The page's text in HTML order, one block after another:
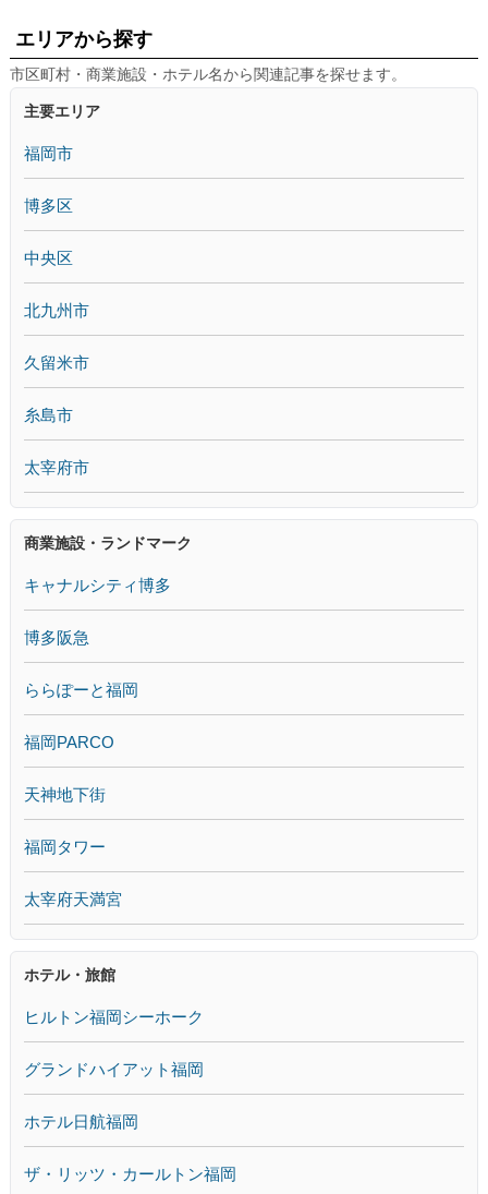
エリアから探す
市区町村・商業施設・ホテル名から関連記事を探せます。
主要エリア
福岡市
博多区
中央区
北九州市
久留米市
糸島市
太宰府市
商業施設・ランドマーク
キャナルシティ博多
博多阪急
ららぽーと福岡
福岡PARCO
天神地下街
福岡タワー
太宰府天満宮
ホテル・旅館
ヒルトン福岡シーホーク
グランドハイアット福岡
ホテル日航福岡
ザ・リッツ・カールトン福岡